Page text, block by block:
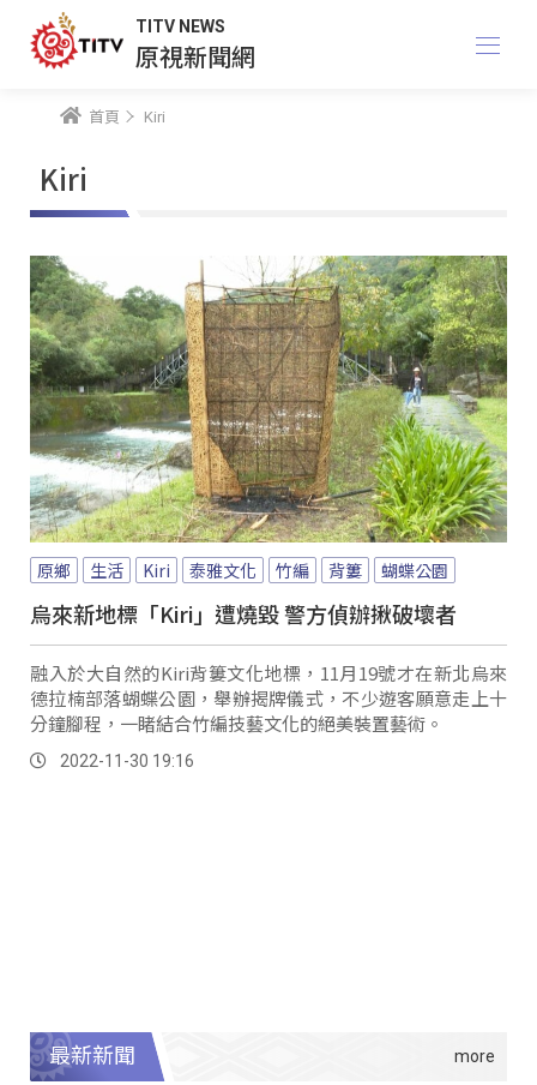
TITV NEWS
原視新聞網
首頁 Kiri
Kiri
原鄉 生活 Kiri 泰雅文化 竹編 背簍 蝴蝶公園
烏來新地標「Kiri」遭燒毀 警方偵辦揪破壞者
融入於大自然的Kiri背簍文化地標，11月19號才在新北烏來
德拉楠部落蝴蝶公園，舉辦揭牌儀式，不少遊客願意走上十
分鐘腳程，一睹結合竹編技藝文化的絕美裝置藝術。
2022-11-30 19:16
最新新聞